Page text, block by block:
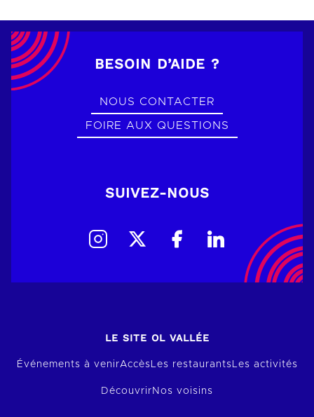
BESOIN D’AIDE ?
NOUS CONTACTER
FOIRE AUX QUESTIONS
SUIVEZ-NOUS
LE SITE OL VALLÉE
Événements à venirAccèsLes restaurantsLes activités
Découvrir Nos voisins